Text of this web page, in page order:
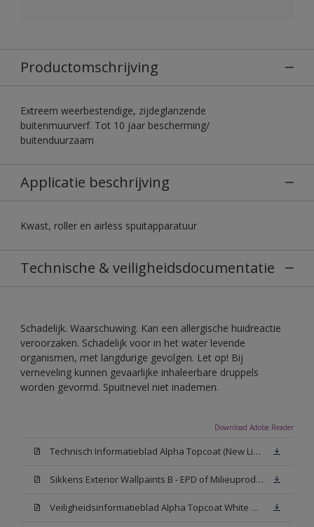
Productomschrijving
Extreem weerbestendige, zijdeglanzende
buitenmuurverf. Tot 10 jaar bescherming/
buitenduurzaam
Applicatie beschrijving
Kwast, roller en airless spuitapparatuur
Technische & veiligheidsdocumentatie
Schadelijk. Waarschuwing. Kan een allergische huidreactie
veroorzaken. Schadelijk voor in het water levende
organismen, met langdurige gevolgen. Let op! Bij
verneveling kunnen gevaarlijke inhaleerbare druppels
worden gevormd. Spuitnevel niet inademen.
Download Adobe Reader
Technisch Informatieblad Alpha Topcoat (New Livery) (PDF)
Sikkens Exterior Wallpaints B - EPD of Milieuproductverklaring
Veiligheidsinformatieblad Alpha Topcoat White W05 (MSDS)